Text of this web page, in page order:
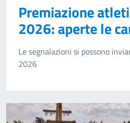
Premiazione
2026: aperte le
Le segnalazioni si possono
2026